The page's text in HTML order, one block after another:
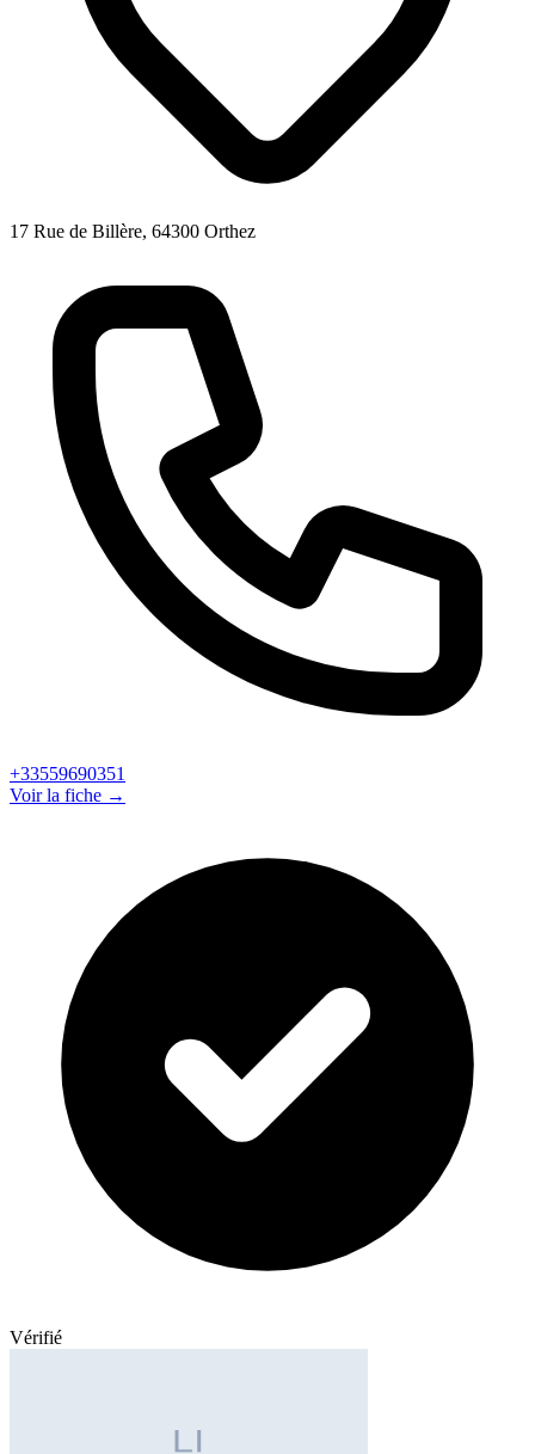
17 Rue de Billère, 64300 Orthez
+33559690351
Voir la fiche →
Vérifié